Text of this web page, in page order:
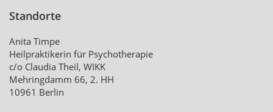
Standorte
Anita Timpe
Heilpraktikerin für Psychotherapie
c/o Claudia Theil, WIKK
Mehringdamm 66, 2. HH
10961 Berlin